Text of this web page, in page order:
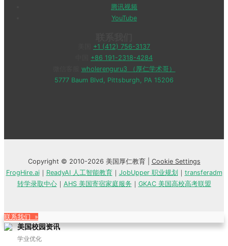
腾讯视频
YouTube
+1 (412) 756-3137
+86 191-2318-4284
wholerenguru3 （厚仁学术哥）
5777 Baum Blvd, Pittsburgh, PA 15206
Copyright © 2010-2026 美国厚仁教育 | Cookie Settings
FrogHire.ai｜ ReadyAI 人工智能教育｜ JobUpper 职业规划 ｜ transferadm
转学录取中心｜ AHS 美国寄宿家庭服务 ｜ GKAC 美国高校高考联盟
联系我们 »
美国校园资讯
学业优化